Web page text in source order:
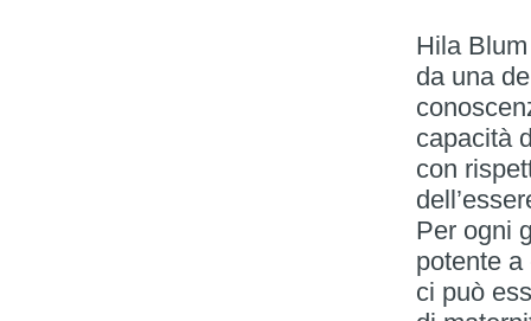
Hila
da una
capacità
con
Per ogni
potente a
ci può